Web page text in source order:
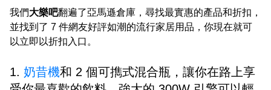
我們大樂吧翻遍了亞馬遜倉庫，尋找最實惠的產品和折扣，
並找到了 7 件網友好評如潮的流行家居用品，你現在就可
以立即以折扣入口。
1. 奶昔機和 2 個可擕式混合瓶，讓你在路上享